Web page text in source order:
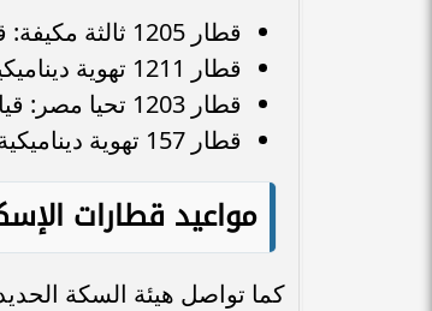
قطار 1205 ثالثة مكيفة: قيام 06:45 صباحًا – وصول 10:10 صباحًا.
قطار 1211 تهوية ديناميكية: قيام 10:10 صباحًا – وصول 01:25 ظهرًا.
قطار 1203 تحيا مصر: قيام 01:25 ظهرًا – وصول 05:10 مساءً.
قطار 157 تهوية ديناميكية: قيام 07:40 مساءً – وصول 10:50 مساءً.
مواعيد قطارات
كما تواصل هيئة السكة